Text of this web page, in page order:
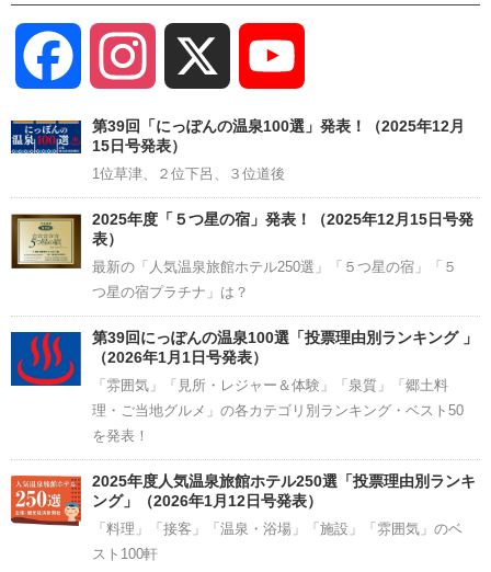
Facebook Instagram
Channel
第39回「にっぽんの温泉100選」発表！（2025年12月
15日号発表）
1位草津、２位下呂、３位道後
2025年度「５つ星の宿」発表！（2025年12月15日号発
表）
最新の「人気温泉旅館ホテル250選」「５つ星の宿」「５
つ星の宿プラチナ」は？
第39回にっぽんの温泉100選「投票理由別ランキング 」
（2026年1月1日号発表）
「雰囲気」「見所・レジャー＆体験」「泉質」「郷土料
理・ご当地グルメ」の各カテゴリ別ランキング・ベスト50
を発表！
2025年度人気温泉旅館ホテル250選「投票理由別ランキ
ング」（2026年1月12日号発表）
「料理」「接客」「温泉・浴場」「施設」「雰囲気」のベ
スト100軒